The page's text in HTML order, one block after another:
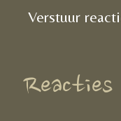
Verstuur
Reacties